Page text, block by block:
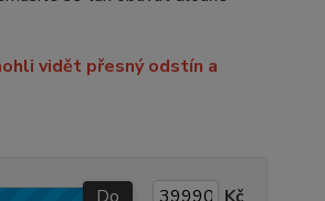
vidět přesný odstín a